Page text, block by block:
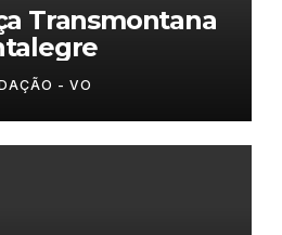
Transmontana
- VO